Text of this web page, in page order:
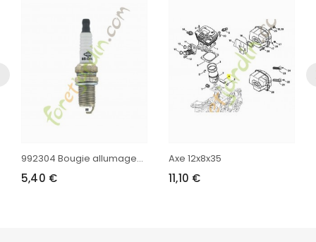
992304 Bougie allumage...
5,40 €
Axe 12x8x35
11,10 €